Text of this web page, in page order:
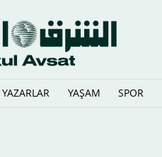
YAZARLAR YAŞAM SPOR